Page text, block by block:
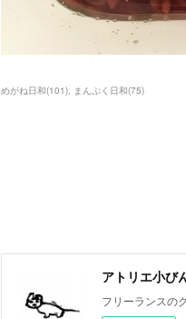
めがね日和(101) まんぷく日和(75)
アトリエ小び
フリーランスの